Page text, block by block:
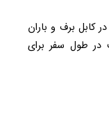
کابل برف و باران
در طول سفر برای